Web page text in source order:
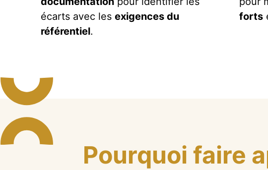
écarts avec les exigences du
référentiel.
forts
Pourquoi faire